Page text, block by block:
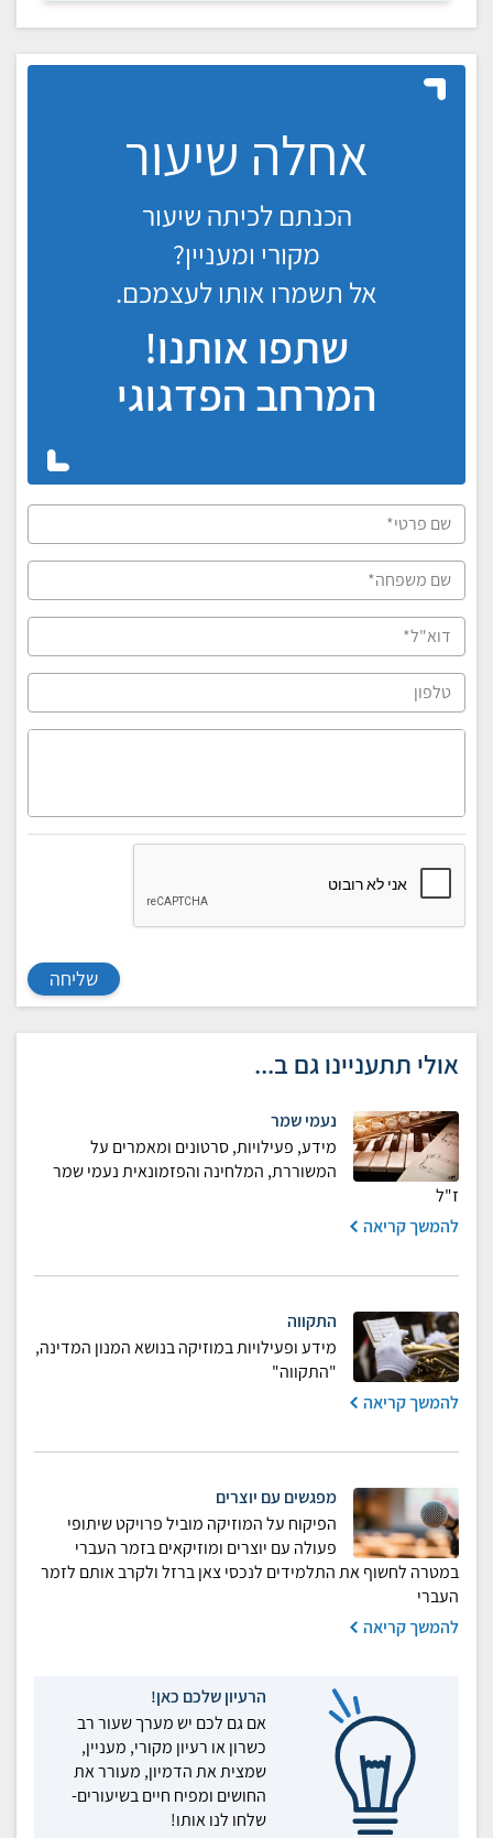
אחלה שיעור
הכנתם לכיתה שיעור
מקורי ומעניין?
אל תשמרו אותו לעצמכם.
שתפו אותנו!
המרחב הפדגוגי
שליחה
אולי תתעניינו גם ב...
נעמי שמר
מידע, פעילויות, סרטונים ומאמרים על
המשוררת, המלחינה והפזמונאית נעמי שמר
ז"ל
להמשך קריאה
התקווה
מידע ופעילויות במוזיקה בנושא המנון המדינה,
"התקווה"
להמשך קריאה
מפגשים עם יוצרים
הפיקוח על המוזיקה מוביל פרויקט שיתופי
פעולה עם יוצרים ומוזיקאים בזמר העברי
במטרה לחשוף את התלמידים לנכסי צאן ברזל ולקרב אותם לזמר
העברי
להמשך קריאה
הרעיון שלכם כאן!
אם גם לכם יש מערך שעור רב
כשרון או רעיון מקורי, מעניין,
שמצית את הדמיון, מעורר את
החושים ומפיח חיים בשיעורים-
שלחו לנו אותו!